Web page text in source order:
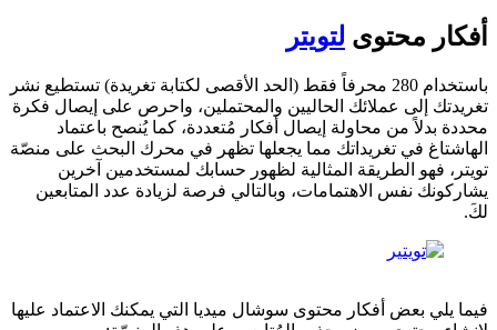
أفكار محتوى لتويتر
باستخدام 280 محرفاً فقط (الحد الأقصى لكتابة تغريدة) تستطيع نشر
تغريدتك إلى عملائك الحاليين والمحتملين، واحرص على إيصال فكرة
محددة بدلاً من محاولة إيصال أفكار مُتعددة، كما يُنصح باعتماد
الهاشتاغ في تغريداتك مما يجعلها تظهر في محرك البحث على منصّة
تويتر، فهو الطريقة المثالية لظهور حسابك لمستخدمين آخرين
يشاركونك نفس الاهتمامات، وبالتالي فرصة لزيادة عدد المتابعين
لكَ.
فيما يلي بعض أفكار محتوى سوشال ميديا التي يمكنك الاعتماد عليها